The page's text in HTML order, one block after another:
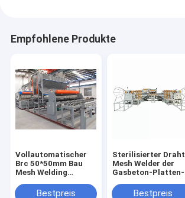
Empfohlene Produkte
Vollautomatischer
Brc 50*50mm Bau
Mesh Welding
Bestpreis
Sterilisierter Draht
Mesh Welder der
Gasbeton-Platten-
Bestpreis